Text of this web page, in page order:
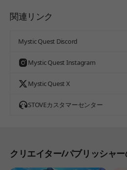
関連リンク
Mystic Quest Discord
Mystic Quest Instagram
Mystic Quest X
STOVEカスタマーセンター
クリエイター/パブリッシャ